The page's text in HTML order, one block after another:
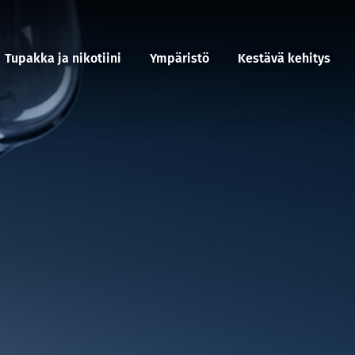
Tupakka ja nikotiini Ympäristö Kestävä kehitys